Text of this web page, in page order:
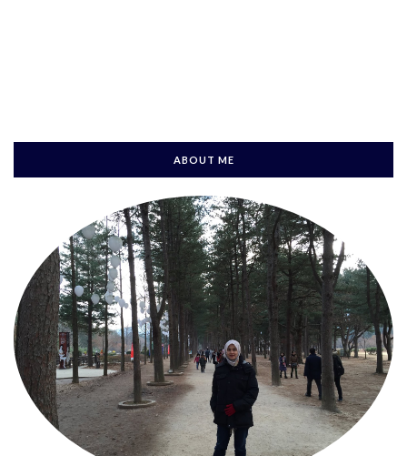
ABOUT ME